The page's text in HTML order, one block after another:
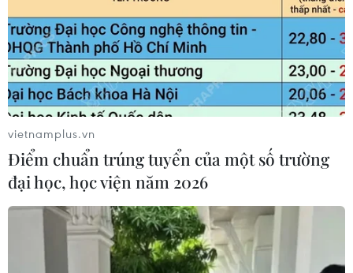
Đề xuất giải pháp phục hồi du lịch quốc
tế, phát triển du lịch MICE
vietnamplus.vn
Điểm chuẩn trúng tuyển của một số trường
đại học, học viện năm 2026